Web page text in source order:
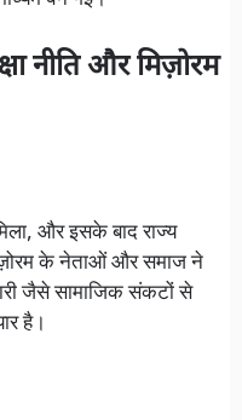
नीति और मिज़ोरम
और इसके बाद राज्य
के नेताओं और समाज ने
जैसे सामाजिक संकटों से
है।